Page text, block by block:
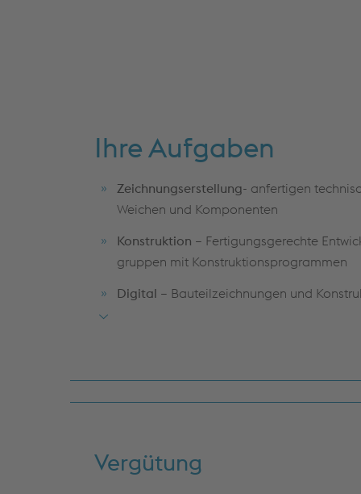
Ihre Aufgaben
Zeichnungserstellung- anfertigen
Weichen und Komponenten
Konstruktion – Fertigungsgerechte
gruppen mit Konstruktionsprogrammen
Digital – Bauteilzeichnungen und
Kundenberatung– technischer Natur,
Vergütung